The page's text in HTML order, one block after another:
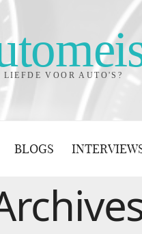
VOOR AUTO'S?
BLOGS